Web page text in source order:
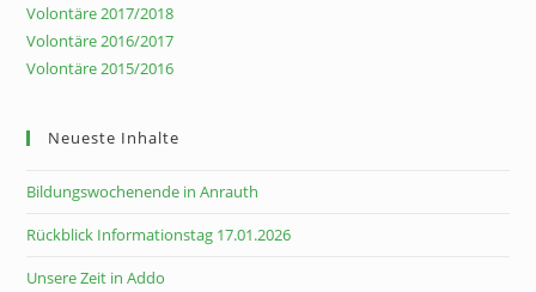
Volontäre 2017/2018
Volontäre 2016/2017
Volontäre 2015/2016
Neueste Inhalte
Bildungswochenende in Anrauth
Rückblick Informationstag 17.01.2026
Unsere Zeit in Addo